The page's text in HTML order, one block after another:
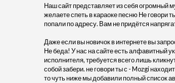
Наш сайт представляет из себя огромный
желаете спеть в караоке песню Не говори
попали по адресу. Вам не придётся
Даже если вы новичок в интернете вы
Не беда! У нас на сайте есть алфавитный
исполнителя, требуется всего лишь
собой забери. не говори ты с - Mozgi
то чуть ниже мы добавили полный список